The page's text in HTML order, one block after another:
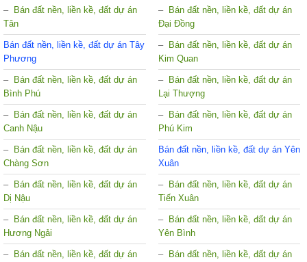
Bán đất nền, liền kề, đất dự án
Tân
Bán đất nền, liền kề, đất dự án Tây
Phương
Bán đất nền, liền kề, đất dự án
Bình Phú
Bán đất nền, liền kề, đất dự án
Canh Nậu
Bán đất nền, liền kề, đất dự án
Chàng Sơn
Bán đất nền, liền kề, đất dự án
Dị Nậu
Bán đất nền, liền kề, đất dự án
Hương Ngải
Bán đất nền, liền kề, đất dự án
Bán đất nền, liền kề, đất dự án
Đại Đồng
Bán đất nền, liền kề, đất dự án
Kim Quan
Bán đất nền, liền kề, đất dự án
Lại Thượng
Bán đất nền, liền kề, đất dự án
Phú Kim
Bán đất nền, liền kề, đất dự án Yên
Xuân
Bán đất nền, liền kề, đất dự án
Tiến Xuân
Bán đất nền, liền kề, đất dự án
Yên Bình
Bán đất nền, liền kề, đất dự án